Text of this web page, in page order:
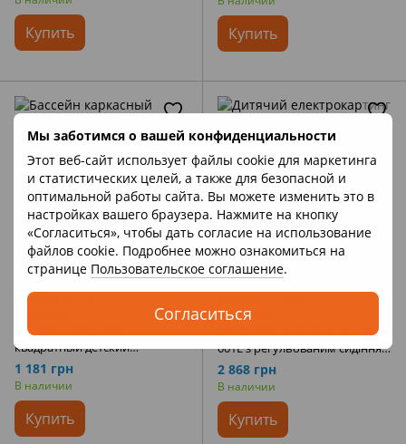
Мы заботимся о вашей конфиденциальности
Этот веб-сайт использует файлы cookie для маркетинга
и статистических целей, а также для безопасной и
оптимальной работы сайта. Вы можете изменить это в
настройках вашего браузера. Нажмите на кнопку
«Согласиться», чтобы дать согласие на использование
файлов cookie. Подробнее можно ознакомиться на
странице Пользовательское соглашение.
Согласиться
Купить Купить
Артикул: 57172
Бассейн каркасный
квадратный детский
(122*122*30см, объем 337л)
Intex 57172 Розовый
1 181 грн
В наличии
Купить
NoBrand
Дитячий електрокартинг KT-
001L з регульованим сидінням
Бело-Коричневый
2 868 грн
В наличии
Купить